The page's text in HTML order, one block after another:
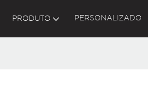
PRODUTO PERSONALIZADO